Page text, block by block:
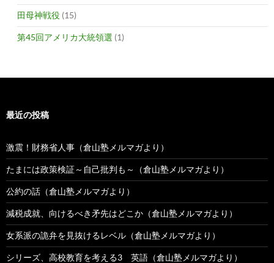
田母神戦役 (15)
第45回アメリカ大統領選 (1)
最近の投稿
激震！財務省人事（倉山塾メルマガより）
たまには政策検証～自己批判も～（倉山塾メルマガより）
公約の話（倉山塾メルマガより）
減税成就、向けるべき矛先はどこか（倉山塾メルマガより）
女系派の詭弁を見抜けるレベル（倉山塾メルマガより）
シリーズ、高校教育を考える3 英語（倉山塾メルマガより）